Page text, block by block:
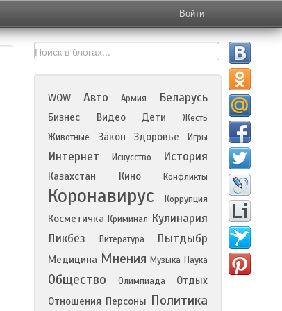
Войти
WOW Авто Армия Беларусь
Бизнес Видео Дети
Жесть
Животные
Закон Здоровье Игры
Интернет Искусство История
Казахстан Кино Конфликты
Коронавирус Коррупция
Косметичка Криминал Кулинария
Ликбез
Литература Лытдыбр
Медицина Мнения Музыка Наука
Общество Олимпиада
Отдых
Отношения Персоны Политика